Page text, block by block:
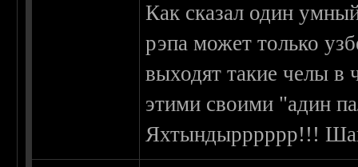
Как сказал один
рэпа может только
выходят такие челы в
этими своими "адин
Яхтындырррррр!!!